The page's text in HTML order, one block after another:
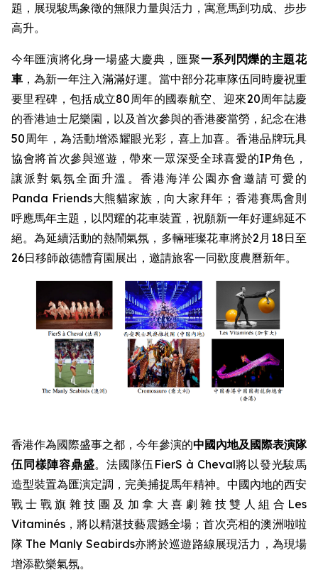
題，展現駿馬象徵的無限力量與活力，寓意馬到功成、步步
高升。
今年匯演將化身一場盛大慶典，匯聚一系列閃爍的主題花
車 ，為新一年注入滿滿好運。當中部分花車隊伍同時慶祝重
要里程碑，包括成立80周年的國泰航空、迎來20周年誌慶
的香港迪士尼樂園，以及首次參與的香港麥當勞，紀念在港
50周年，為活動增添耀眼光彩，喜上加喜。香港品牌玩具
協會將首次參與巡遊，帶來一眾深受全球喜愛的IP角色，
讓派對氣氛全面升溫。香港海洋公園亦會邀請可愛的
Panda Friends大熊貓家族，向大家拜年；香港賽馬會則
呼應馬年主題，以閃耀的花車裝置，祝願新一年好運綿延不
絕。為延續活動的熱鬧氣氛，多輛璀璨花車將於2月18日至
26日移師啟德體育園展出，邀請旅客一同歡度農曆新年。
香港作為國際盛事之都，今年參演的中國內地及國際表演隊
伍同樣陣容鼎盛。法國隊伍FierS à Cheval將以發光駿馬
造型裝置為匯演定調，完美捕捉馬年精神。中國內地的西安
戰士戰旗雜技團及加拿大喜劇雜技雙人組合Les
Vitaminés，將以精湛技藝震撼全場；首次亮相的澳洲啦啦
隊 The Manly Seabirds亦將於巡遊路線展現活力，為現場
增添歡樂氣氛。